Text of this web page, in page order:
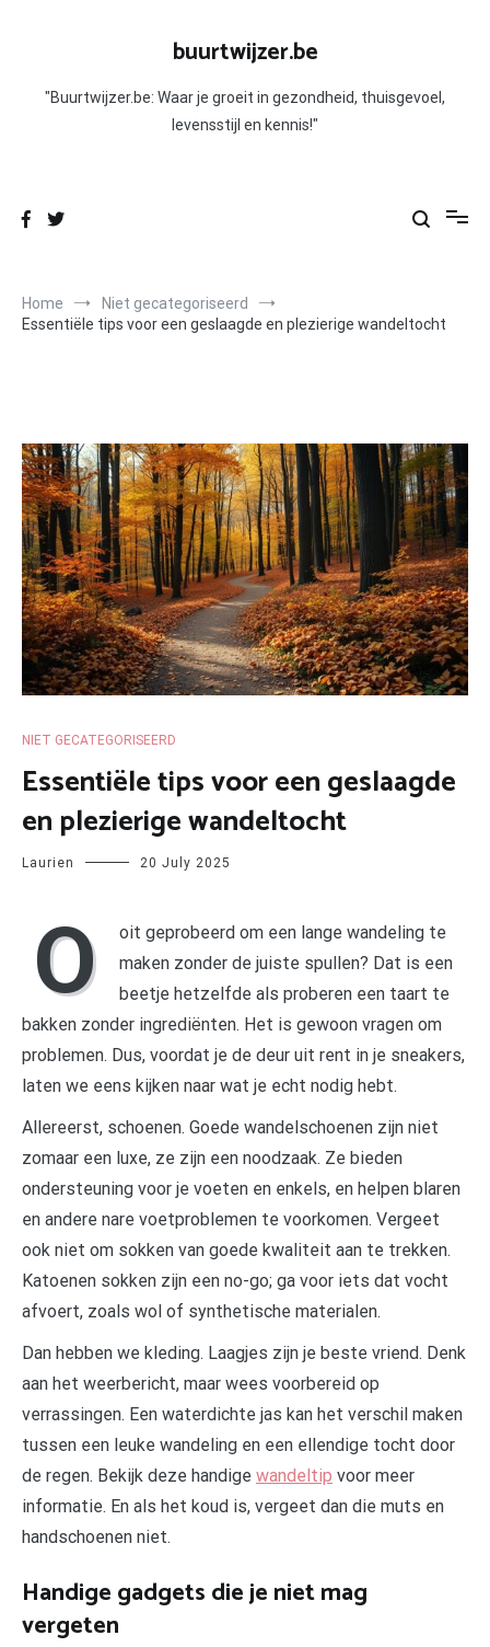
buurtwijzer.be
"Buurtwijzer.be: Waar je groeit in gezondheid, thuisgevoel,
levensstijl en kennis!"
Home
Niet gecategoriseerd
Essentiële tips voor een geslaagde en plezierige wandeltocht
NIET GECATEGORISEERD
Essentiële tips voor een geslaagde
en plezierige wandeltocht
Laurien 20 July 2025
O
oit geprobeerd om een lange wandeling te
maken zonder de juiste spullen? Dat is een
beetje hetzelfde als proberen een taart te
bakken zonder ingrediënten. Het is gewoon vragen om
problemen. Dus, voordat je de deur uit rent in je sneakers,
laten we eens kijken naar wat je echt nodig hebt.
Allereerst, schoenen. Goede wandelschoenen zijn niet
zomaar een luxe, ze zijn een noodzaak. Ze bieden
ondersteuning voor je voeten en enkels, en helpen blaren
en andere nare voetproblemen te voorkomen. Vergeet
ook niet om sokken van goede kwaliteit aan te trekken.
Katoenen sokken zijn een no-go; ga voor iets dat vocht
afvoert, zoals wol of synthetische materialen.
Dan hebben we kleding. Laagjes zijn je beste vriend. Denk
aan het weerbericht, maar wees voorbereid op
verrassingen. Een waterdichte jas kan het verschil maken
tussen een leuke wandeling en een ellendige tocht door
de regen. Bekijk deze handige wandeltip voor meer
informatie. En als het koud is, vergeet dan die muts en
handschoenen niet.
Handige gadgets die je niet mag
vergeten